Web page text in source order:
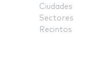
Ciudades
Sectores
Recintos